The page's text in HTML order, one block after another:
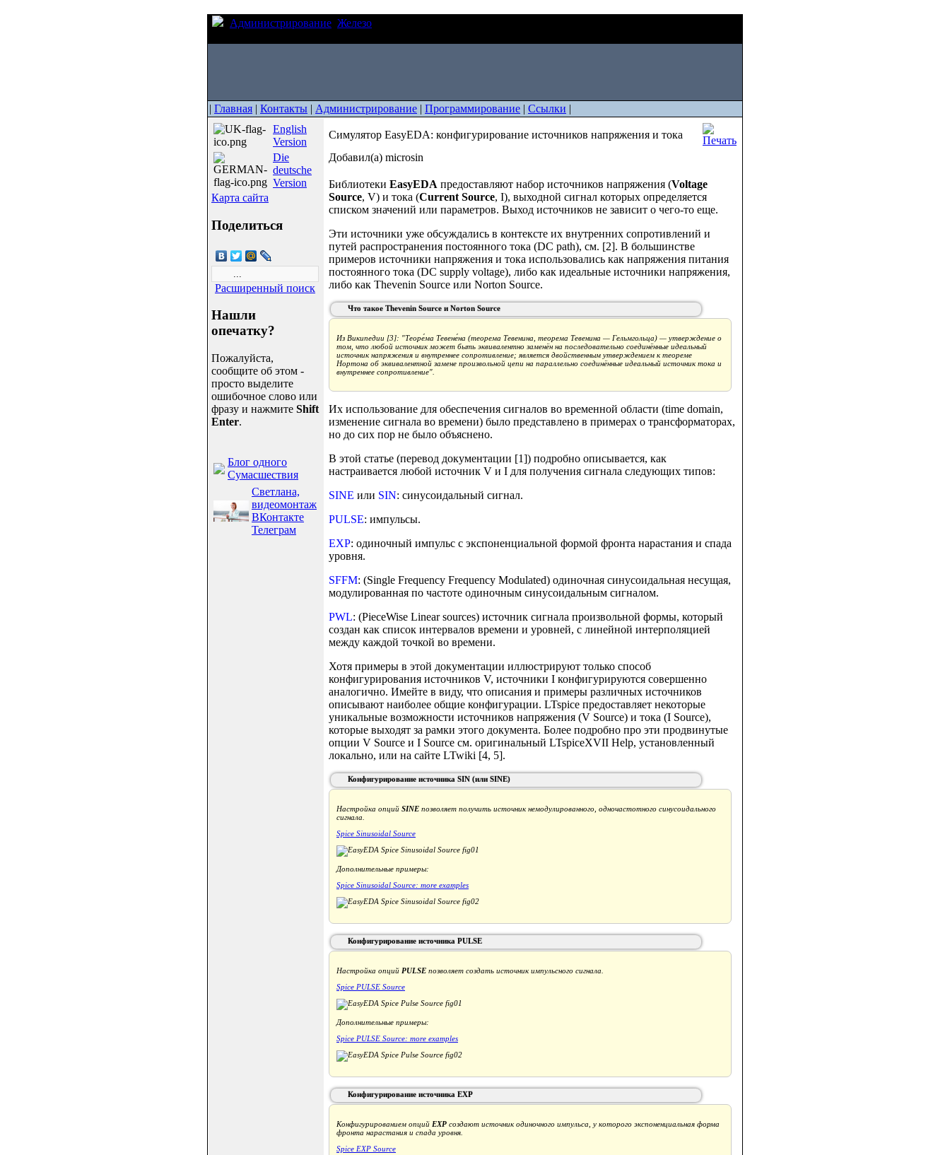
Администрирование Железо
| Главная | Контакты | Администрирование | Программирование | Ссылки |
English
Version
Die
deutsche
Version
Карта сайта
Поделиться
Расширенный поиск
Нашли
опечатку?
Пожалуйста,
сообщите об этом -
просто выделите
ошибочное слово или
фразу и нажмите Shift
Enter.
Блог одного
Сумасшествия
Светлана,
видеомонтаж
ВКонтакте
Телеграм
Симулятор EasyEDA: конфигурирование источников напряжения и тока
Добавил(а) microsin
Библиотеки EasyEDA предоставляют набор источников напряжения (Voltage
Source, V) и тока (Current Source, I), выходной сигнал которых определяется
списком значений или параметров. Выход источников не зависит о чего-то еще.
Эти источники уже обсуждались в контексте их внутренних сопротивлений и
путей распространения постоянного тока (DC path), см. [2]. В большинстве
примеров источники напряжения и тока использовались как напряжения питания
постоянного тока (DC supply voltage), либо как идеальные источники напряжения,
либо как Thevenin Source или Norton Source.
Что такое Thevenin Source и Norton Source
Из Википедии [3]: "Теоре́ма Тевене́на (теорема Тевенина, теорема Тевенина — Гельмгольца) — утверждение о
том, что любой источник может быть эквивалентно заменён на последовательно соединённые идеальный
источник напряжения и внутреннее сопротивление; является двойственным утверждением к теореме
Нортона об эквивалентной замене произвольной цепи на параллельно соединённые идеальный источник тока и
внутреннее сопротивление".
Их использование для обеспечения сигналов во временной области (time domain,
изменение сигнала во времени) было представлено в примерах о трансформаторах,
но до сих пор не было объяснено.
В этой статье (перевод документации [1]) подробно описывается, как
настраивается любой источник V и I для получения сигнала следующих типов:
SINE или SIN: синусоидальный сигнал.
PULSE: импульсы.
EXP: одиночный импульс с экспоненциальной формой фронта нарастания и спада
уровня.
SFFM: (Single Frequency Frequency Modulated) одиночная синусоидальная несущая,
модулированная по частоте одиночным синусоидальным сигналом.
PWL: (PieceWise Linear sources) источник сигнала произвольной формы, который
создан как список интервалов времени и уровней, с линейной интерполяцией
между каждой точкой во времени.
Хотя примеры в этой документации иллюстрируют только способ
конфигурирования источников V, источники I конфигурируются совершенно
аналогично. Имейте в виду, что описания и примеры различных источников
описывают наиболее общие конфигурации. LTspice предоставляет некоторые
уникальные возможности источников напряжения (V Source) и тока (I Source),
которые выходят за рамки этого документа. Более подробно про эти продвинутые
опции V Source и I Source см. оригинальный LTspiceXVII Help, установленный
локально, или на сайте LTwiki [4, 5].
Конфигурирование источника SIN (или SINE)
Настройка опций SINE позволяет получить источник немодулированного, одночастотного синусоидального
сигнала.
Spice Sinusoidal Source
Дополнительные примеры:
Spice Sinusoidal Source: more examples
Конфигурирование источника PULSE
Настройка опций PULSE позволяет создать источник импульсного сигнала.
Spice PULSE Source
Дополнительные примеры:
Spice PULSE Source: more examples
Конфигурирование источника EXP
Конфигурированием опций EXP создают источник одиночного импульса, у которого экспоненциальная форма
фронта нарастания и спада уровня.
Spice EXP Source